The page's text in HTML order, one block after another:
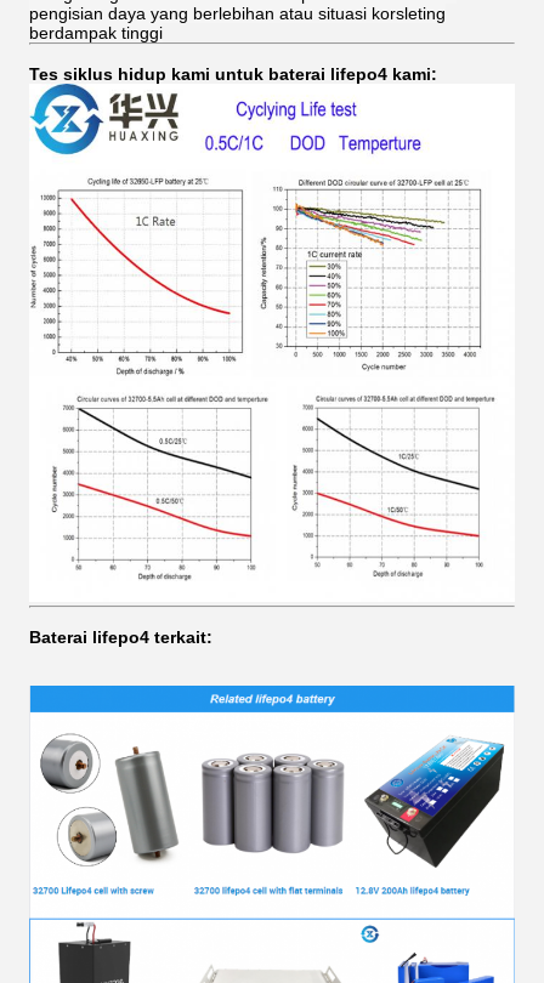
pengisian daya yang berlebihan atau situasi korsleting
berdampak tinggi
Tes siklus hidup kami untuk baterai lifepo4 kami:
Baterai lifepo4 terkait: